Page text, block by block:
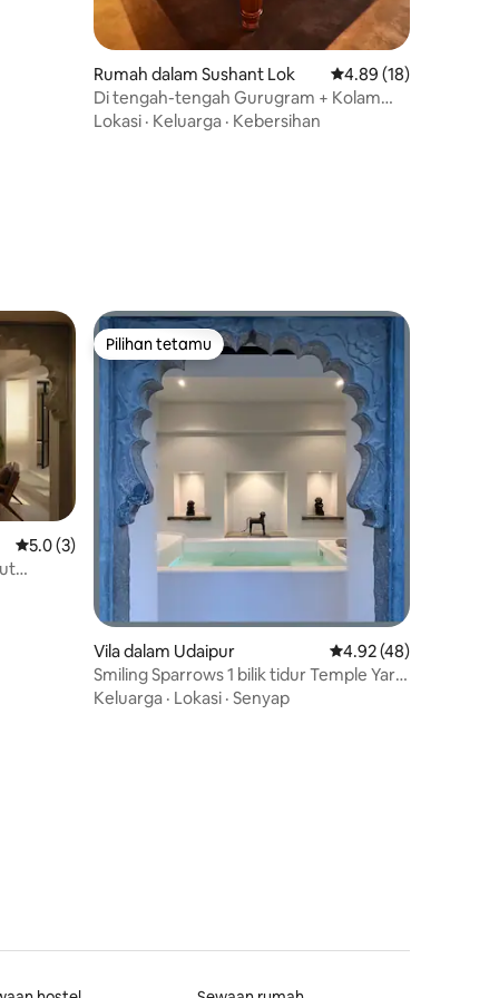
Rumah dalam Sushant Lok Penarafan purata
4.89 (18)
Di tengah-tengah Gurugram + Kolam
Renang
Lokasi · Keluarga · Kebersihan
Penarafan purata 5.0 daripada 5, 3 ulasan
5.0 (3)
Pilihan tetamu
Pilihan tetamu
Vila dalam Udaipur Penarafan purata
4.92 (48)
Smiling Sparrows 1 bilik tidur Temple Yard
dan Jacuzzi
Keluarga · Lokasi · Senyap